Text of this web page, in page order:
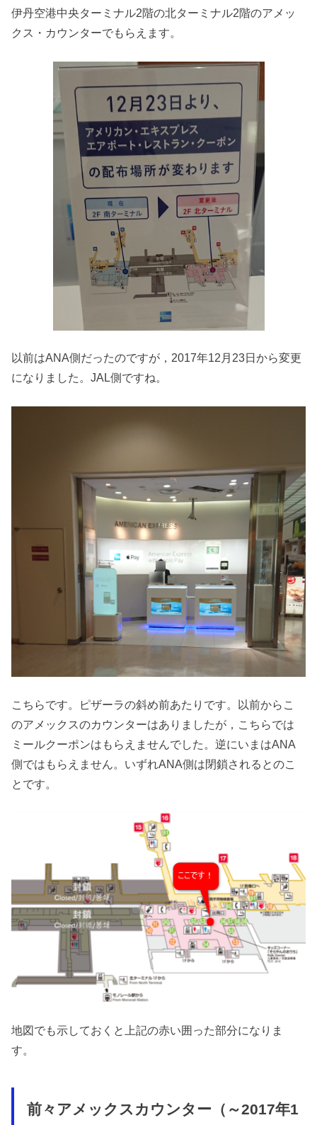
伊丹空港中央ターミナル2階の北ターミナル2階のアメッ
クス・カウンターでもらえます。
以前はANA側だったのですが，2017年12月23日から変更
になりました。JAL側ですね。
こちらです。ピザーラの斜め前あたりです。以前からこ
のアメックスのカウンターはありましたが，こちらでは
ミールクーポンはもらえませんでした。逆にいまはANA
側ではもらえません。いずれANA側は閉鎖されるとのこ
とです。
地図でも示しておくと上記の赤い囲った部分になりま
す。
前々アメックスカウンター（～2017年1